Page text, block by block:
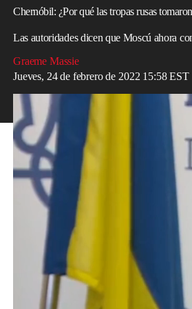
Chernóbil: ¿Por qué las tropas rusas
Las autoridades dicen que Moscú ahora
Graeme Massie
Jueves, 24 de febrero de 2022 15:58 EST
Ukrainian ambassador warns about
Read in English
Es el sitio del peor desastre nuclear en
dicen que el área que rodea el reactor
El reactor de Chernóbil tuvo un infame
a gran parte de
En ese momento,
todavía era
existido una zona de exclusión de 20
cantidad muy peligrosa de material